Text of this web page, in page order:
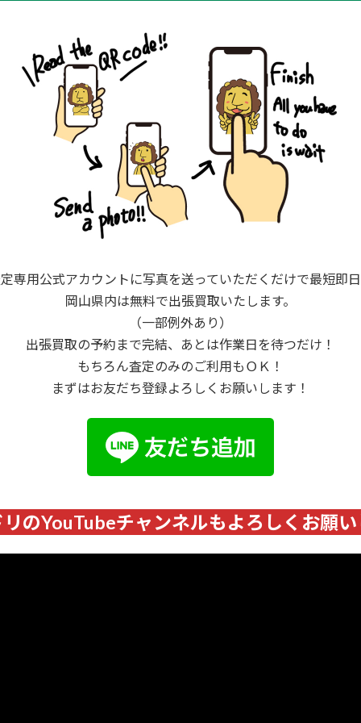
専用公式アカウントに写真を送っていただくだけで最短即
岡山県内は無料で出張買取いたします。
（一部例外あり）
出張買取の予約まで完結、あとは作業日を待つだけ！
もちろん査定のみのご利用もＯＫ！
まずはお友だち登録よろしくお願いします！
のYouTubeチャンネルもよろしくお願